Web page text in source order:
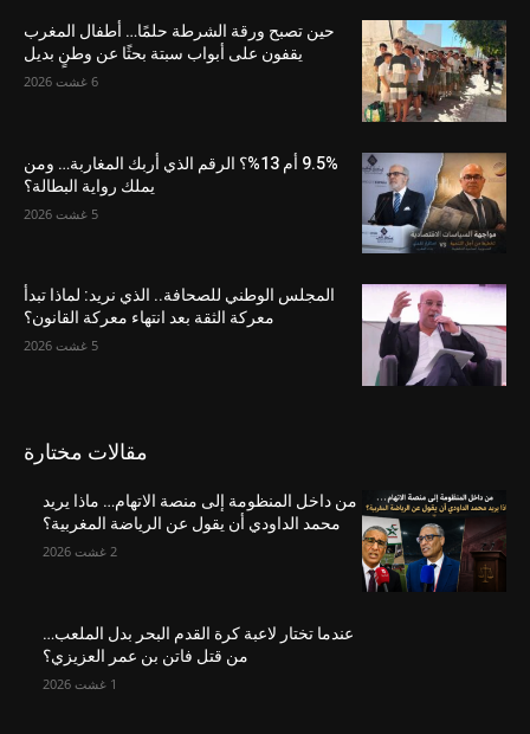
حين تصبح ورقة الشرطة حلمًا… أطفال المغرب
يقفون على أبواب سبتة بحثًا عن وطنٍ بديل
6 غشت 2026
9.5% أم 13%؟ الرقم الذي أربك المغاربة… ومن
يملك رواية البطالة؟
5 غشت 2026
المجلس الوطني للصحافة.. الذي نريد: لماذا تبدأ
معركة الثقة بعد انتهاء معركة القانون؟
5 غشت 2026
مقالات مختارة
من داخل المنظومة إلى منصة الاتهام… ماذا يريد
محمد الداودي أن يقول عن الرياضة المغربية؟
2 غشت 2026
عندما تختار لاعبة كرة القدم البحر بدل الملعب…
من قتل فاتن بن عمر العزيزي؟
1 غشت 2026